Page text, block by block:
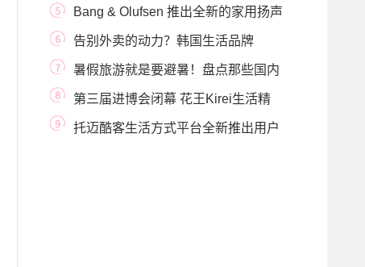
动员》系列
Bang & Olufsen 推出全新的家用扬声
器Beosound Bal
告别外卖的动力？韩国生活品牌
sillymann思利满铂
暑假旅游就是要避暑！盘点那些国内
避暑胜地第三届进博会闭幕 花王Kirei生活精
彩继续托迈酷客生活方式平台全新推出用户